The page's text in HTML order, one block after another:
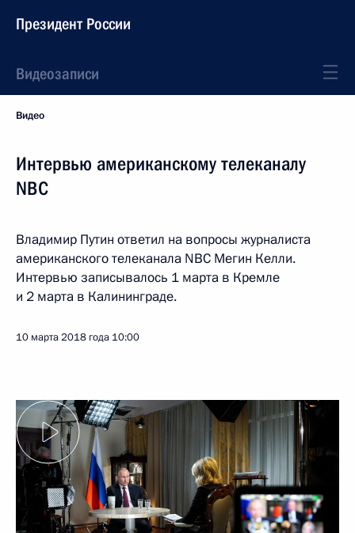
Президент России
Видеозаписи
Видео
Интервью американскому телеканалу
NBC
Владимир Путин ответил на вопросы журналиста
американского телеканала NBC Мегин Келли.
Интервью записывалось 1 марта в Кремле
и 2 марта в Калининграде.
10 марта 2018 года 10:00